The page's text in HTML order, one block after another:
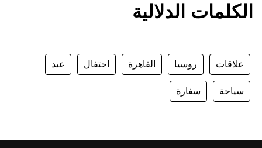
الكلمات الدلالية
علاقات روسيا القاهرة احتفال عيد
سياحة سفارة